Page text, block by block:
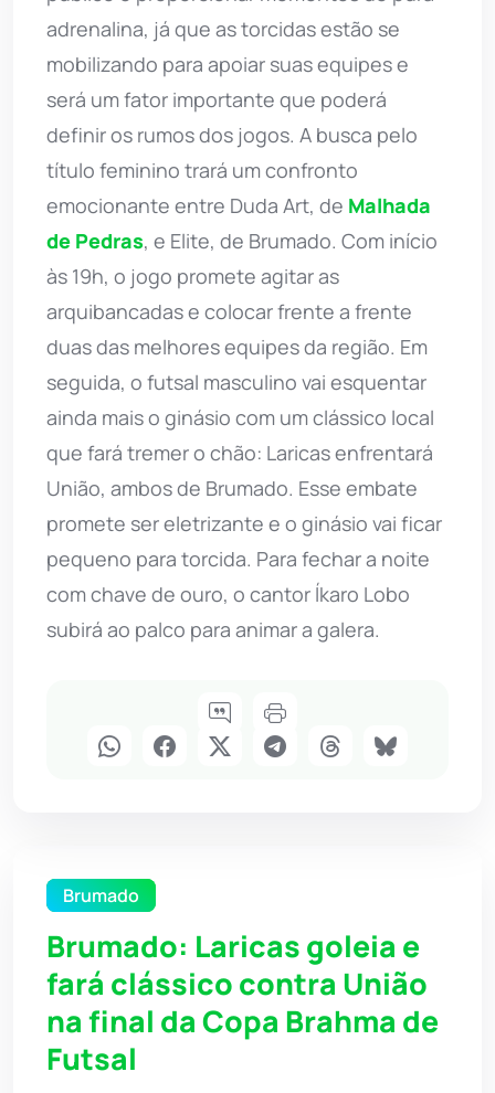
adrenalina, já que as torcidas estão se
mobilizando para apoiar suas equipes e
será um fator importante que poderá
definir os rumos dos jogos. A busca pelo
título feminino trará um confronto
emocionante entre Duda Art, de Malhada
de Pedras, e Elite, de Brumado. Com início
às 19h, o jogo promete agitar as
arquibancadas e colocar frente a frente
duas das melhores equipes da região. Em
seguida, o futsal masculino vai esquentar
ainda mais o ginásio com um clássico local
que fará tremer o chão: Laricas enfrentará
União, ambos de Brumado. Esse embate
promete ser eletrizante e o ginásio vai ficar
pequeno para torcida. Para fechar a noite
com chave de ouro, o cantor Íkaro Lobo
subirá ao palco para animar a galera.
Brumado
Brumado: Laricas goleia e
fará clássico contra União
na final da Copa Brahma de
Futsal